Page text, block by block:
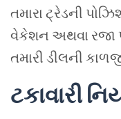
તમારા ટ્રેડની
વેકેશન અથવા રજા
તમારી ડીલની
ટકાવારી